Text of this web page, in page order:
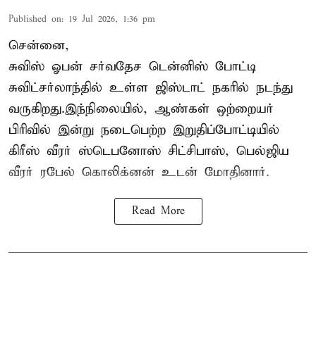
Published on: 19 Jul 2026, 1:36 pm
சென்னை,
சுவிஸ் ஓபன் சர்வதேச டென்னிஸ் போட்டி
சுவிட்சர்லாந்தில் உள்ள ஜிஸ்டாட் நகரில் நடந்து
வருகிறது.இந்நிலையில், ஆண்கள் ஒற்றையர்
பிரிவில் இன்று நடைபெற்ற இறுதிப்போட்டியில்
கிரீஸ் வீரர் ஸ்டெபனோஸ் சிட்சிபாஸ், பெல்ஜிய
வீரர் ரபேல் கொலிக்னன் உடன் மோதினார்.
Read More